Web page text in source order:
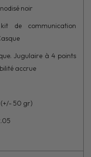
noir
de communication
Jugulaire à 4 points
accrue
(+/- 50 gr)